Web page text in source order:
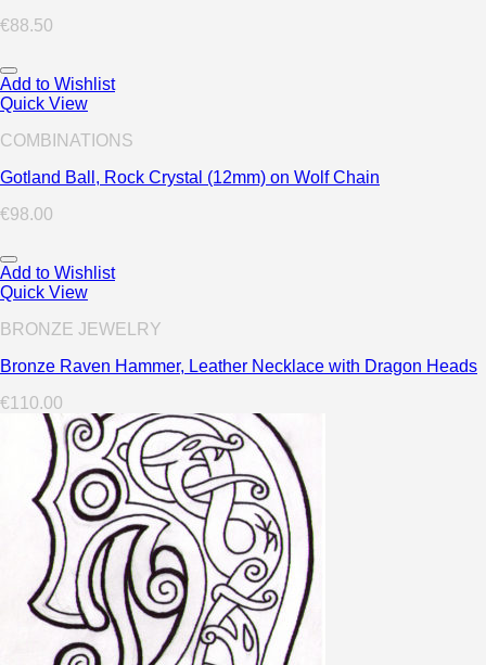
€88.50
Add to Wishlist
Quick View
COMBINATIONS
Gotland Ball, Rock Crystal (12mm) on Wolf Chain
€98.00
Add to Wishlist
Quick View
BRONZE JEWELRY
Bronze Raven Hammer, Leather Necklace with Dragon Heads
€110.00